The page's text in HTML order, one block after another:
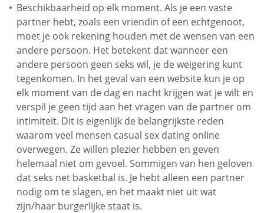
Beschikbaarheid op elk moment. Als je een vaste
partner hebt, zoals een vriendin of een echtgenoot,
moet je ook rekening houden met de wensen van een
andere persoon. Het betekent dat wanneer een
andere persoon geen seks wil, je de weigering kunt
tegenkomen. In het geval van een website kun je op
elk moment van de dag en nacht krijgen wat je wilt en
verspil je geen tijd aan het vragen van de partner om
intimiteit. Dit is eigenlijk de belangrijkste reden
waarom veel mensen casual sex dating online
overwegen. Ze willen plezier hebben en geven
helemaal niet om gevoel. Sommigen van hen geloven
dat seks net basketbal is. Je hebt alleen een partner
nodig om te slagen, en het maakt niet uit wat
zijn/haar burgerlijke staat is.